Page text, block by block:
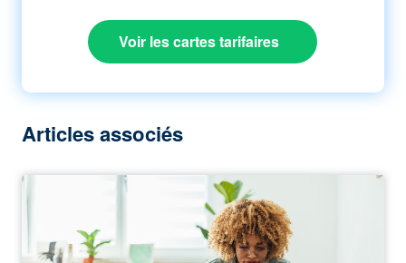
Voir les cartes tarifaires
Articles associés